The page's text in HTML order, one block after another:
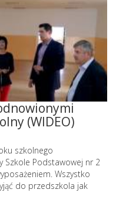
(WIDEO)
szkolnego
Szkole Podstawowej nr 2
Wszystko
do przedszkola jak